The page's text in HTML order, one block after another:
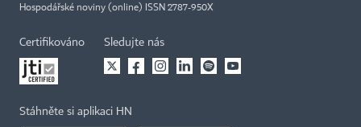
Hospodářské noviny (online) ISSN 2787-950X
Certifikováno Sledujte nás
Stáhněte si aplikaci HN